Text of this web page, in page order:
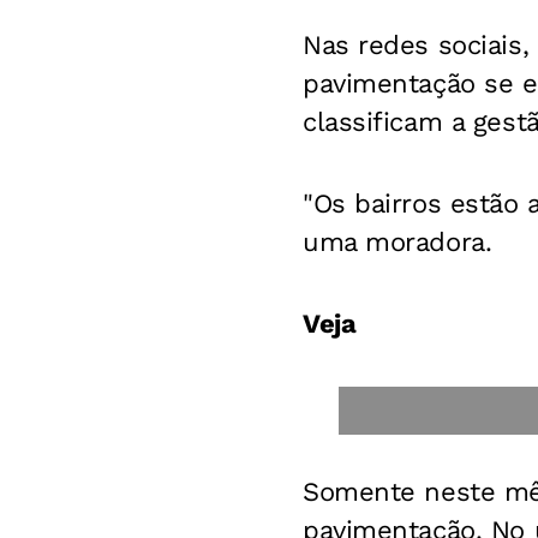
Nas redes
pavimentação se
classificam a
"Os bairros estão
uma moradora.
Veja
Somente neste
pavimentação.